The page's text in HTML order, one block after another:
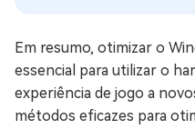
Em resumo, otimizar o
essencial para utilizar o
experiência de jogo a
métodos eficazes para